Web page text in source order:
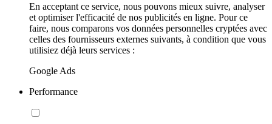
En acceptant ce service, nous pouvons mieux suivre, analyser
et optimiser l'efficacité de nos publicités en ligne. Pour ce
faire, nous comparons vos données personnelles cryptées avec
celles des fournisseurs externes suivants, à condition que vous
utilisiez déjà leurs services :
Google Ads
Performance